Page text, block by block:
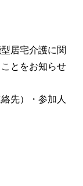
居宅介護に関
とをお知らせ
先）・参加人